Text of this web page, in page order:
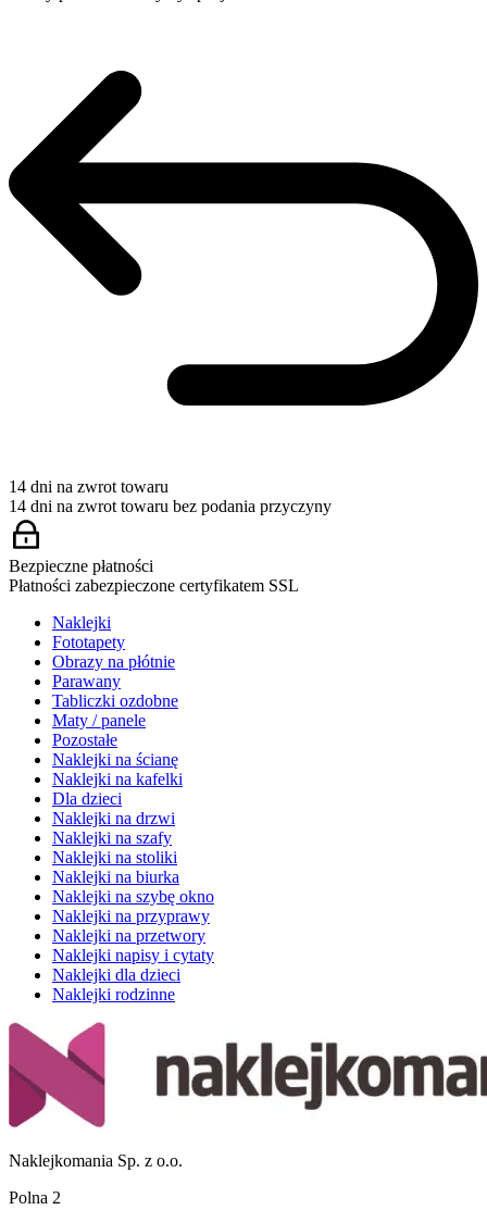
14 dni na zwrot towaru
14 dni na zwrot towaru bez podania przyczyny
Bezpieczne płatności
Płatności zabezpieczone certyfikatem SSL
Naklejki
Fototapety
Obrazy na płótnie
Parawany
Tabliczki ozdobne
Maty / panele
Pozostałe
Naklejki na ścianę
Naklejki na kafelki
Dla dzieci
Naklejki na drzwi
Naklejki na szafy
Naklejki na stoliki
Naklejki na biurka
Naklejki na szybę okno
Naklejki na przyprawy
Naklejki na przetwory
Naklejki napisy i cytaty
Naklejki dla dzieci
Naklejki rodzinne
Naklejkomania Sp. z o.o.
Polna 2